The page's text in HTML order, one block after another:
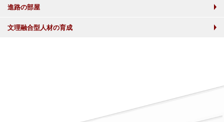
進路の部屋
文理融合型人材の育成